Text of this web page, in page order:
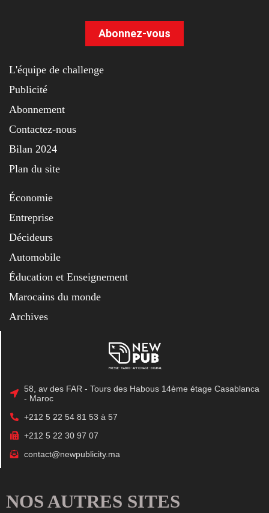
Abonnez-vous
L'équipe de challenge
Publicité
Abonnement
Contactez-nous
Bilan 2024
Plan du site
Économie
Entreprise
Décideurs
Automobile
Éducation et Enseignement
Marocains du monde
Archives
58, av des FAR - Tours des Habous 14ème étage Casablanca
- Maroc
+212 5 22 54 81 53 à 57
+212 5 22 30 97 07
contact@newpublicity.ma
NOS AUTRES SITES